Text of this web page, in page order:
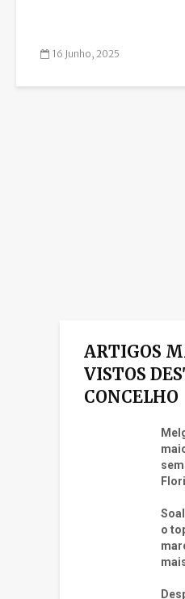
16 Junho, 2025
ARTIGOS
VISTOS
CONCELHO
o